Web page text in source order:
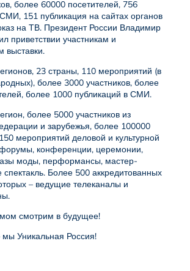
более 60000 посетителей, 756
151 публикация на сайтах органов
на ТВ. Президент России Владимир
приветствии участникам и
выставки.
23 страны, 110 мероприятий (в
более 3000 участников, более
более 1000 публикаций в СМИ.
более 5000 участников из
и зарубежья, более 100000
мероприятий деловой и культурной
конференции, церемонии,
моды, перформансы, мастер-
Более 500 аккредитованных
– ведущие телеканалы и
смотрим в будущее!
Уникальная Россия!